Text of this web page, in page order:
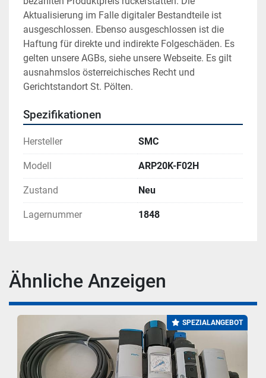
Aktualisierung im Falle digitaler Bestandteile ist
ausgeschlossen. Ebenso ausgeschlossen ist die
Haftung für direkte und indirekte Folgeschäden. Es
gelten unsere AGBs, siehe unsere Webseite. Es gilt
ausnahmslos österreichisches Recht und
Gerichtstandort St. Pölten.
Spezifikationen
Hersteller SMC
Modell ARP20K-F02H
Zustand Neu
Lagernummer 1848
Ähnliche Anzeigen
SPEZIALANGEBOT